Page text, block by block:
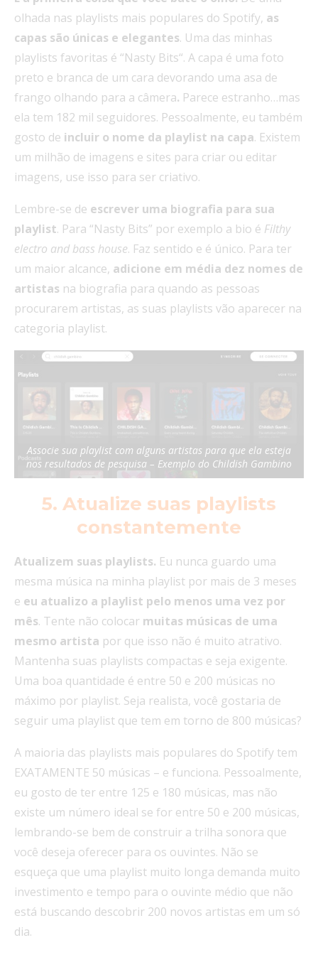
olhada nas playlists mais populares do Spotify, as
capas são únicas e elegantes. Uma das minhas
playlists favoritas é “Nasty Bits“. A capa é uma foto
preto e branca de um cara devorando uma asa de
frango olhando para a câmera. Parece estranho…mas
ela tem 182 mil seguidores. Pessoalmente, eu também
gosto de incluir o nome da playlist na capa. Existem
um milhão de imagens e sites para criar ou editar
imagens, use isso para ser criativo.
Lembre-se de escrever uma biografia para sua
playlist. Para “Nasty Bits” por exemplo a bio é Filthy
electro and bass house. Faz sentido e é único. Para ter
um maior alcance, adicione em média dez nomes de
artistas na biografia para quando as pessoas
procurarem artistas, as suas playlists vão aparecer na
categoria playlist.
Associe sua playlist com alguns artistas para que ela esteja
nos resultados de pesquisa – Exemplo do Childish Gambino
5. Atualize suas playlists
constantemente
Atualizem suas playlists. Eu nunca guardo uma
mesma música na minha playlist por mais de 3 meses
e eu atualizo a playlist pelo menos uma vez por
mês. Tente não colocar muitas músicas de uma
mesmo artista por que isso não é muito atrativo.
Mantenha suas playlists compactas e seja exigente.
Uma boa quantidade é entre 50 e 200 músicas no
máximo por playlist. Seja realista, você gostaria de
seguir uma playlist que tem em torno de 800 músicas?
A maioria das playlists mais populares do Spotify tem
EXATAMENTE 50 músicas – e funciona. Pessoalmente,
eu gosto de ter entre 125 e 180 músicas, mas não
existe um número ideal se for entre 50 e 200 músicas,
lembrando-se bem de construir a trilha sonora que
você deseja oferecer para os ouvintes. Não se
esqueça que uma playlist muito longa demanda muito
investimento e tempo para o ouvinte médio que não
está buscando descobrir 200 novos artistas em um só
dia.